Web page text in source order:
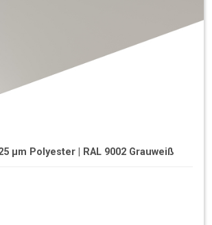
µm Polyester | RAL 9002 Grauweiß